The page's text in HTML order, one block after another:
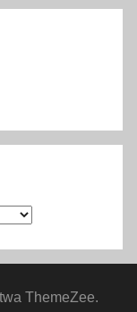
ThemeZee.